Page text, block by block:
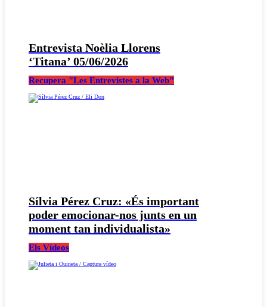
Entrevista Noèlia Llorens
‘Titana’ 05/06/2026
Recupera "Les Entrevistes a la Web"
Sílvia Pérez Cruz: «És important
poder emocionar-nos junts en un
moment tan individualista»
Els Vídeos